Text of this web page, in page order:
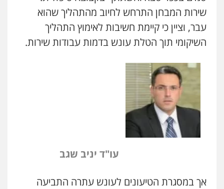
שירות המבחן התרחש לחיוב מהתהליך שהוא
עבר, וציין כי קיימת חשיבות לאימוץ התהליך
השיקומי תוך הטלת עונש בדמות עבודות שירות.
עו"ד יניב שגב
אך במסגרת הטיעונים לעונש עתרה התביעה